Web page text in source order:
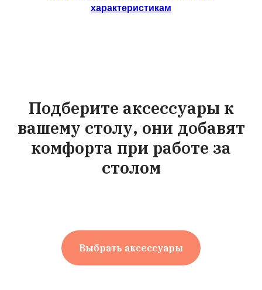
характеристикам
Подберите аксессуары к
вашему столу, они добавят
комфорта при работе за
столом
Выбрать аксессуары